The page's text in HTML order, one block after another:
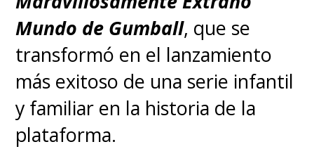
Mundo de Gumball, que se
transformó en el lanzamiento
más exitoso de una serie infantil
y familiar en la historia de la
plataforma.